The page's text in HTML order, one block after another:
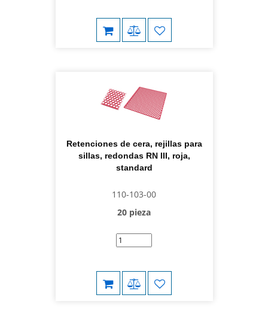
Retenciones de cera, rejillas para
sillas, redondas RN III, roja,
standard
110-103-00
20 pieza